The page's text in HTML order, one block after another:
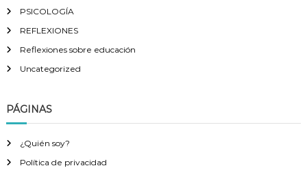
PSICOLOGÍA
REFLEXIONES
Reflexiones sobre educación
Uncategorized
PÁGINAS
¿Quién soy?
Política de privacidad